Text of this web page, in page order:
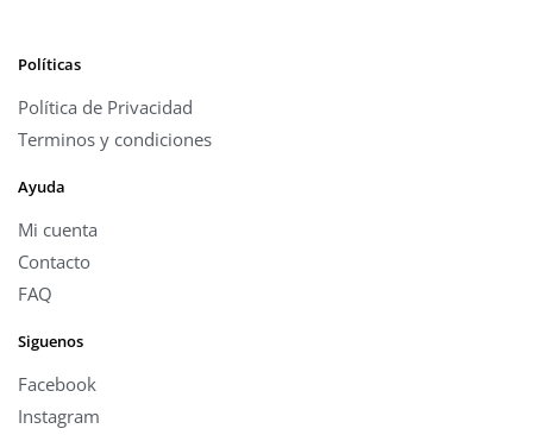
Políticas
Política de Privacidad
Terminos y condiciones
Ayuda
Mi cuenta
Contacto
FAQ
Siguenos
Facebook
Instagram